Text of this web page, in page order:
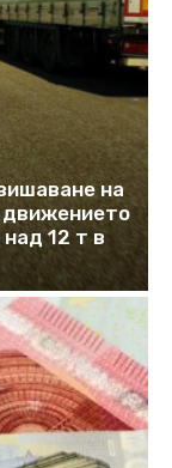
на
движението
12 т в